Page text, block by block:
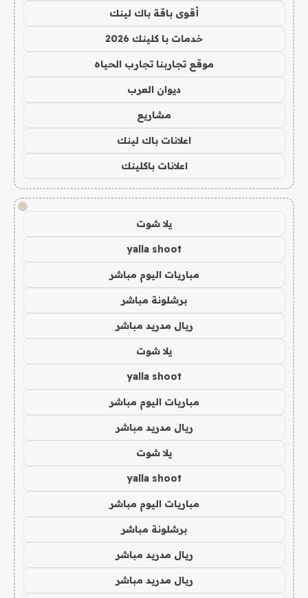
أقوى باقة باك لينك
خدمات با كلينك 2026
موقع تجاربنا تجارب الحياه
ديوان العرب
مشاريع
اعلانات باك لينك
اعلانات باكلينك
!
يلا شوت
yalla shoot
مباريات اليوم مباشر
برشلونة مباشر
ريال مدريد مباشر
يلا شوت
yalla shoot
مباريات اليوم مباشر
ريال مدريد مباشر
يلا شوت
yalla shoot
مباريات اليوم مباشر
برشلونة مباشر
ريال مدريد مباشر
ريال مدريد مباشر